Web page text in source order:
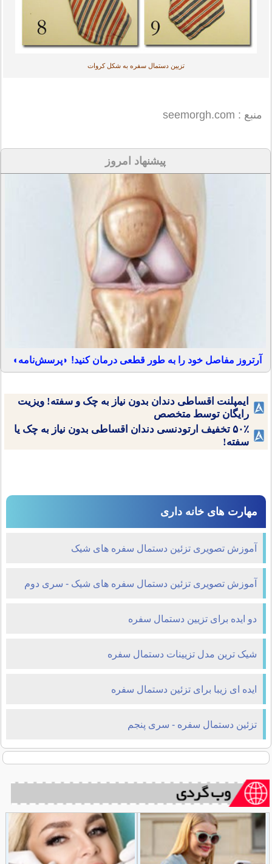
تزیین دستمال سفره به شکل کروات
منبع : seemorgh.com
پیشنهاد امروز
آرتروز مفاصل خود را به طور قطعی درمان کنید! ◗پرسش‌نامه◖
ایمپلنت اقساطی دندان بدون نیاز به چک و سفته! ویزیت
رایگان توسط متخصص
۵۰٪ تخفیف ارتودنسی دندان اقساطی بدون نیاز به چک یا
سفته!
مهارت های خانه داری
آموزش تصویری تزئین دستمال سفره های شیک
آموزش تصویری تزئین دستمال سفره های شیک - سری دوم
دو ایده برای تزیین دستمال سفره
شیک ترین مدل تزیینات دستمال سفره
ایده ای زیبا برای تزئین دستمال سفره
تزئین دستمال سفره - سری پنجم